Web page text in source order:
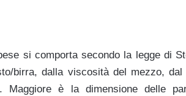
si comporta secondo la legge di
birra, dalla viscosità del mezzo,
Maggiore è la dimensione delle